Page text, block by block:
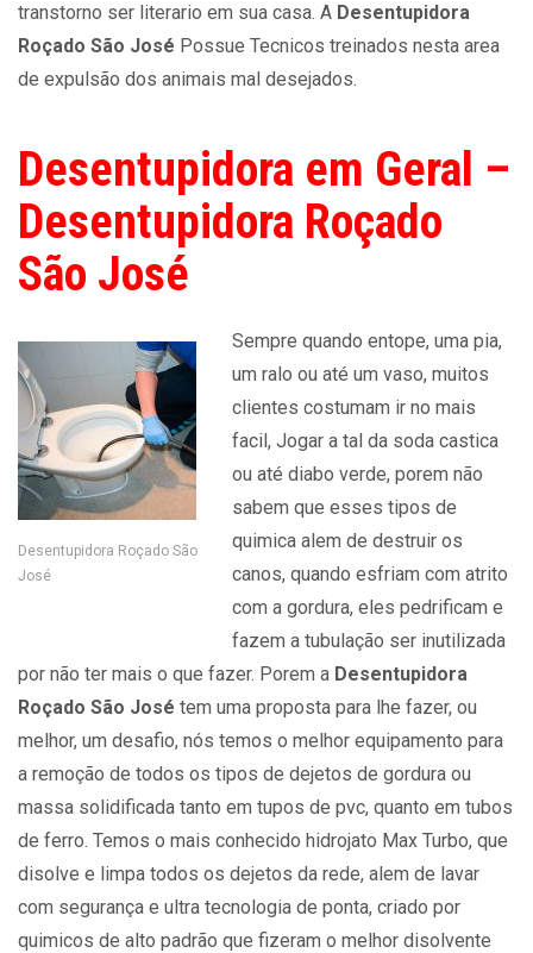
transtorno ser literario em sua casa. A Desentupidora
Roçado São José Possue Tecnicos treinados nesta area
de expulsão dos animais mal desejados.
Desentupidora em Geral –
Desentupidora Roçado
São José
Desentupidora Roçado São
José
Sempre quando entope, uma pia,
um ralo ou até um vaso, muitos
clientes costumam ir no mais
facil, Jogar a tal da soda castica
ou até diabo verde, porem não
sabem que esses tipos de
quimica alem de destruir os
canos, quando esfriam com atrito
com a gordura, eles pedrificam e
fazem a tubulação ser inutilizada
por não ter mais o que fazer. Porem a Desentupidora
Roçado São José tem uma proposta para lhe fazer, ou
melhor, um desafio, nós temos o melhor equipamento para
a remoção de todos os tipos de dejetos de gordura ou
massa solidificada tanto em tupos de pvc, quanto em tubos
de ferro. Temos o mais conhecido hidrojato Max Turbo, que
disolve e limpa todos os dejetos da rede, alem de lavar
com segurança e ultra tecnologia de ponta, criado por
quimicos de alto padrão que fizeram o melhor disolvente